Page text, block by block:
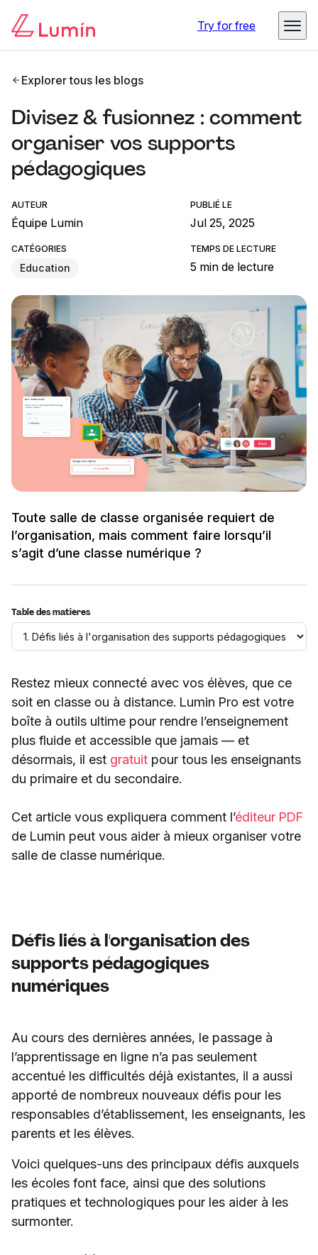
Try for free
Explorer tous les blogs
Divisez & fusionnez : comment
organiser vos supports
pédagogiques
AUTEUR
Équipe Lumin
PUBLIÉ LE
Jul 25, 2025
CATÉGORIES
Education
TEMPS DE LECTURE
5 min de lecture
Toute salle de classe organisée requiert de
l’organisation, mais comment faire lorsqu’il
s’agit d’une classe numérique ?
Table des matières
Restez mieux connecté avec vos élèves, que ce
soit en classe ou à distance. Lumin Pro est votre
boîte à outils ultime pour rendre l’enseignement
plus fluide et accessible que jamais — et
désormais, il est gratuit pour tous les enseignants
du primaire et du secondaire.
Cet article vous expliquera comment l’éditeur PDF
de Lumin peut vous aider à mieux organiser votre
salle de classe numérique.
Défis liés à l'organisation des
supports pédagogiques
numériques
Au cours des dernières années, le passage à
l’apprentissage en ligne n’a pas seulement
accentué les difficultés déjà existantes, il a aussi
apporté de nombreux nouveaux défis pour les
responsables d’établissement, les enseignants, les
parents et les élèves.
Voici quelques-uns des principaux défis auxquels
les écoles font face, ainsi que des solutions
pratiques et technologiques pour les aider à les
surmonter.